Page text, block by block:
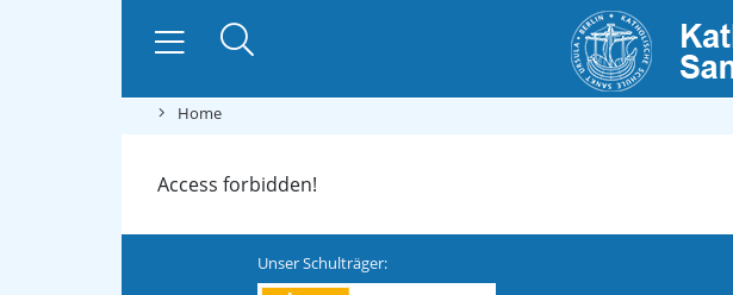
Home
Access forbidden!
Unser Schulträger: